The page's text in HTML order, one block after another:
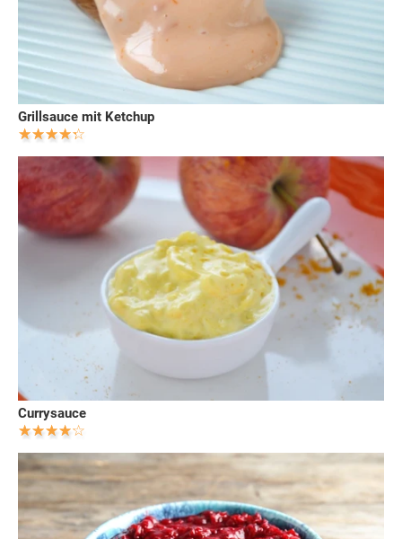
Grillsauce mit Ketchup
Currysauce